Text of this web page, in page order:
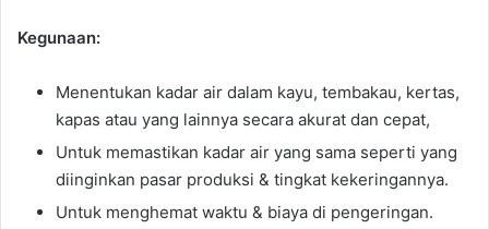
Kegunaan:
Menentukan kadar air dalam kayu, tembakau, kertas,
kapas atau yang lainnya secara akurat dan cepat,
Untuk memastikan kadar air yang sama seperti yang
diinginkan pasar produksi & tingkat kekeringannya.
Untuk menghemat waktu & biaya di pengeringan.